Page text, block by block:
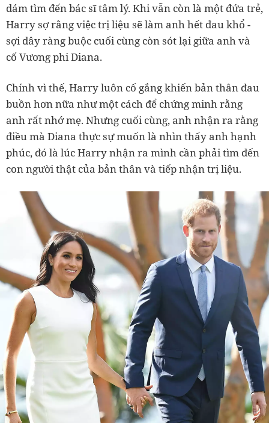
dám tìm đến bác sĩ tâm lý. Khi vẫn còn là một đứa trẻ,
Harry sợ rằng việc trị liệu sẽ làm anh hết đau khổ -
sợi dây ràng buộc cuối cùng còn sót lại giữa anh và
cố Vương phi Diana.
Chính vì thế, Harry luôn cố gắng khiến bản thân đau
buồn hơn nữa như một cách để chứng minh rằng
anh rất nhớ mẹ. Nhưng cuối cùng, anh nhận ra rằng
điều mà Diana thực sự muốn là nhìn thấy anh hạnh
phúc, đó là lúc Harry nhận ra mình cần phải tìm đến
con người thật của bản thân và tiếp nhận trị liệu.